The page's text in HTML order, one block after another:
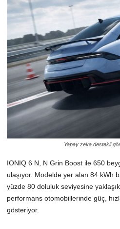
Yapay zeka destekli
IONIQ 6 N, N Grin Boost ile 650
ulaşıyor. Modelde yer alan 84 kWh
yüzde 80 doluluk seviyesine
performans otomobillerinde güç,
gösteriyor.